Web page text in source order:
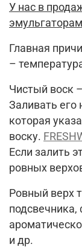
У нас в
Главная
–
Чистый воск
Заливать его
которая
воску.
Если залить
ровных
Ровный верх
и др.